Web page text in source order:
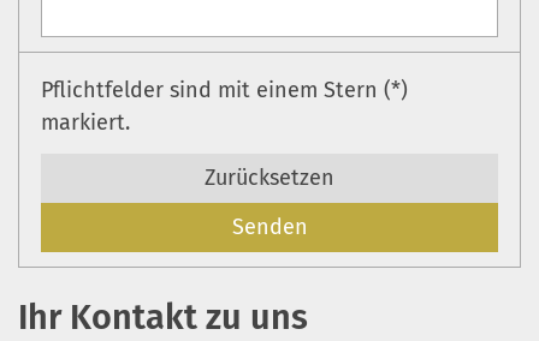
Pflichtfelder sind mit einem Stern (*)
markiert.
Zurücksetzen
Ihr Kontakt zu uns